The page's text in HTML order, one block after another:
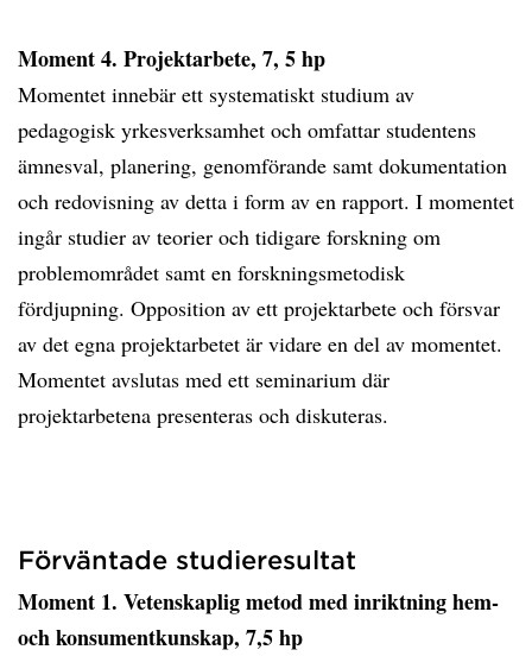
Moment 4. Projektarbete, 7, 5 hp
Momentet innebär ett systematiskt studium av
pedagogisk yrkesverksamhet och omfattar studentens
ämnesval, planering, genomförande samt dokumentation
och redovisning av detta i form av en rapport. I momentet
ingår studier av teorier och tidigare forskning om
problemområdet samt en forskningsmetodisk
fördjupning. Opposition av ett projektarbete och försvar
av det egna projektarbetet är vidare en del av momentet.
Momentet avslutas med ett seminarium där
projektarbetena presenteras och diskuteras.
Förväntade studieresultat
Moment 1. Vetenskaplig metod med inriktning hem-
och konsumentkunskap, 7,5 hp